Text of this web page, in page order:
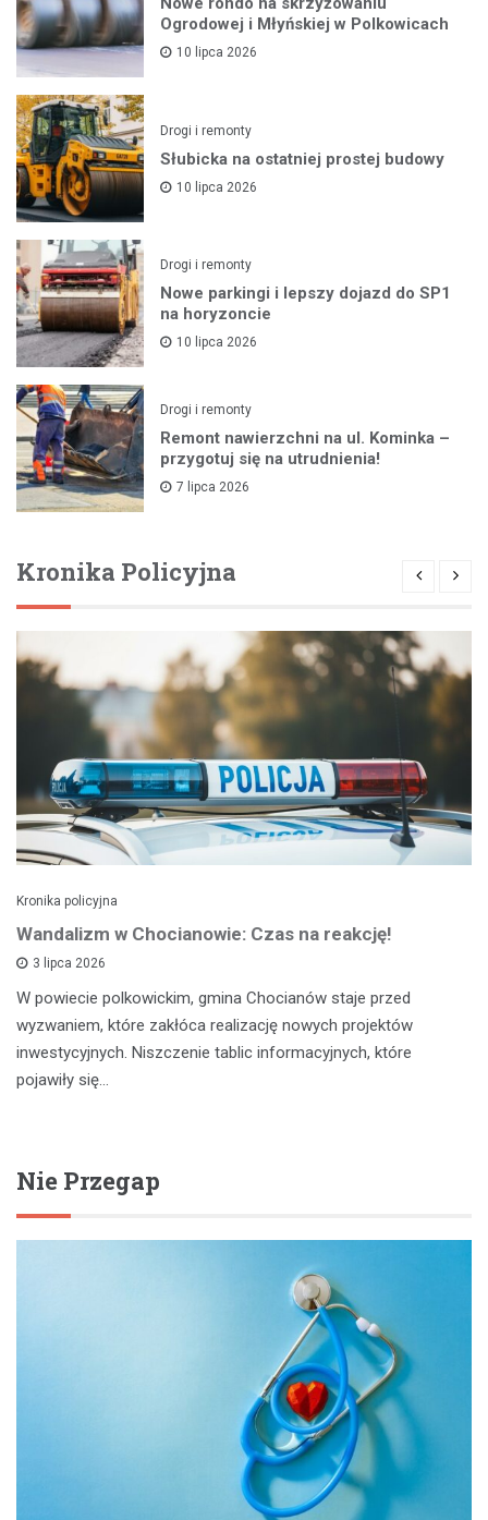
Ogrodowej i Młyńskiej w Polkowicach
10 lipca 2026
Drogi i remonty
Słubicka na ostatniej prostej budowy
10 lipca 2026
Drogi i remonty
Nowe parkingi i lepszy dojazd do SP1
na horyzoncie
10 lipca 2026
Drogi i remonty
Remont nawierzchni na ul. Kominka –
przygotuj się na utrudnienia!
7 lipca 2026
Kronika Policyjna
Kronika policyjna
Wandalizm w Chocianowie: Czas na reakcję!
3 lipca 2026
W powiecie polkowickim, gmina Chocianów staje przed
wyzwaniem, które zakłóca realizację nowych projektów
inwestycyjnych. Niszczenie tablic informacyjnych, które
pojawiły się…
Nie Przegap